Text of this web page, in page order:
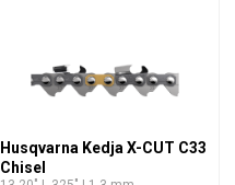
Husqvarna Kedja X-CUT C33
Chisel